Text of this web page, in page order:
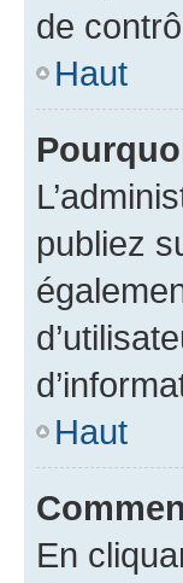
de
Haut
publiez
Haut
En